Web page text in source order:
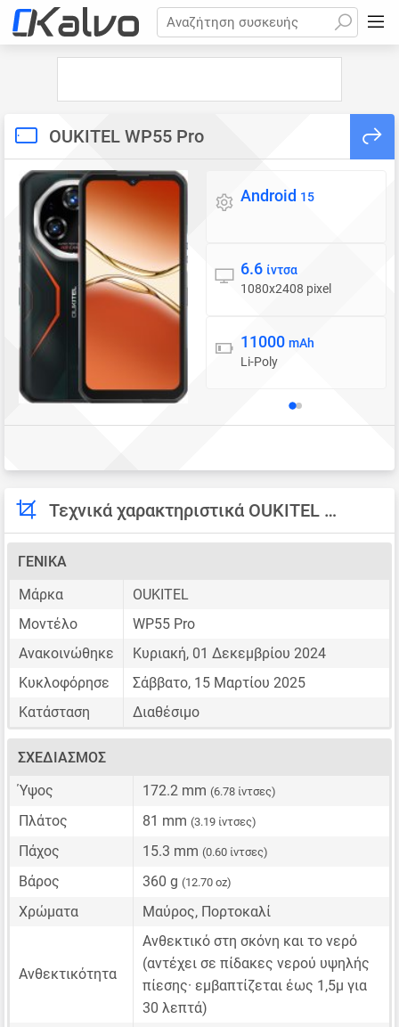
Αναζήτηση συσκευής
OUKITEL WP55 Pro
Λειτουργικό σύστημα
Android 15
Οθόνη
6.6 ίντσα
1080x2408 pixel
Μπαταρία
11000 mAh
Li-Poly
Τεχνικά χαρακτηριστικά OUKITEL WP55 Pro
ΓΕΝΙΚΆ
Μάρκα
OUKITEL
Μοντέλο
WP55 Pro
Ανακοινώθηκε
Κυριακή, 01 Δεκεμβρίου 2024
Κυκλοφόρησε
Σάββατο, 15 Μαρτίου 2025
Κατάσταση
Διαθέσιμο
ΣΧΕΔΙΑΣΜΌΣ
Ύψος
172.2 mm (6.78 ίντσες)
Πλάτος 81 mm (3.19 ίντσες)
Πάχος 15.3 mm (0.60 ίντσες)
Βάρος 360 g (12.70 oz)
Χρώματα Μαύρος, Πορτοκαλί
Ανθεκτικότητα
Ανθεκτικό στη σκόνη και το νερό
(αντέχει σε πίδακες νερού υψηλής
πίεσης· εμβαπτίζεται έως 1,5μ για
30 λεπτά)